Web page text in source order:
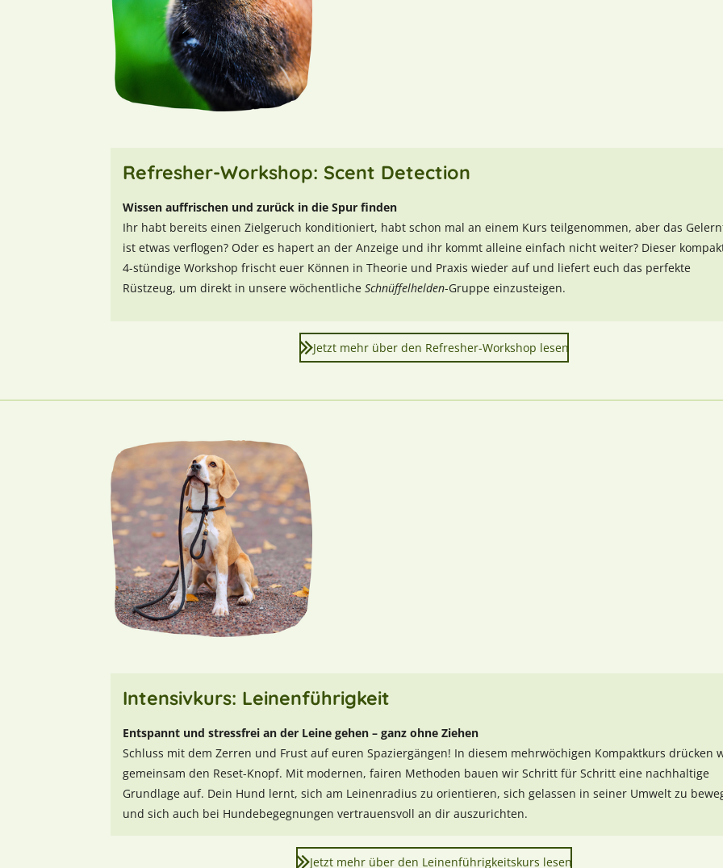
Refresher-Workshop: Scent Detection
Wissen auffrischen und zurück in die Spur finden
Ihr habt bereits einen Zielgeruch konditioniert, habt schon mal an einem Kurs teilgenommen, aber das
ist etwas verflogen? Oder es hapert an der Anzeige und ihr kommt alleine einfach nicht weiter? Dieser
4-stündige Workshop frischt euer Können in Theorie und Praxis wieder auf und liefert euch das perfekte
Rüstzeug, um direkt in unsere wöchentliche Schnüffelhelden-Gruppe einzusteigen.
Jetzt mehr über den Refresher-Workshop lesen
Intensivkurs: Leinenführigkeit
Entspannt und stressfrei an der Leine gehen – ganz ohne Ziehen
Schluss mit dem Zerren und Frust auf euren Spaziergängen! In diesem mehrwöchigen Kompaktkurs drücken
gemeinsam den Reset-Knopf. Mit modernen, fairen Methoden bauen wir Schritt für Schritt eine nachhaltige
Grundlage auf. Dein Hund lernt, sich am Leinenradius zu orientieren, sich gelassen in seiner Umwelt zu
und sich auch bei Hundebegegnungen vertrauensvoll an dir auszurichten.
Jetzt mehr über den Leinenführigkeitskurs lesen